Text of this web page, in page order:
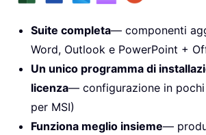
Suite completa— componenti
Word, Outlook e PowerPoint +
Un unico programma di
licenza— configurazione in
per MSI)
Funziona meglio insieme—